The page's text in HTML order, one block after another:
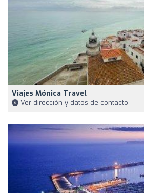
Viajes Mónica Travel
Ver dirección y datos de contacto